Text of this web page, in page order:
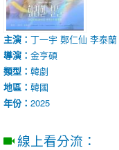
主演： 丁一宇 鄭仁仙 李泰蘭
導演： 金亨碩
類型： 韓劇
地區： 韓國
年份： 2025
線上看分流：